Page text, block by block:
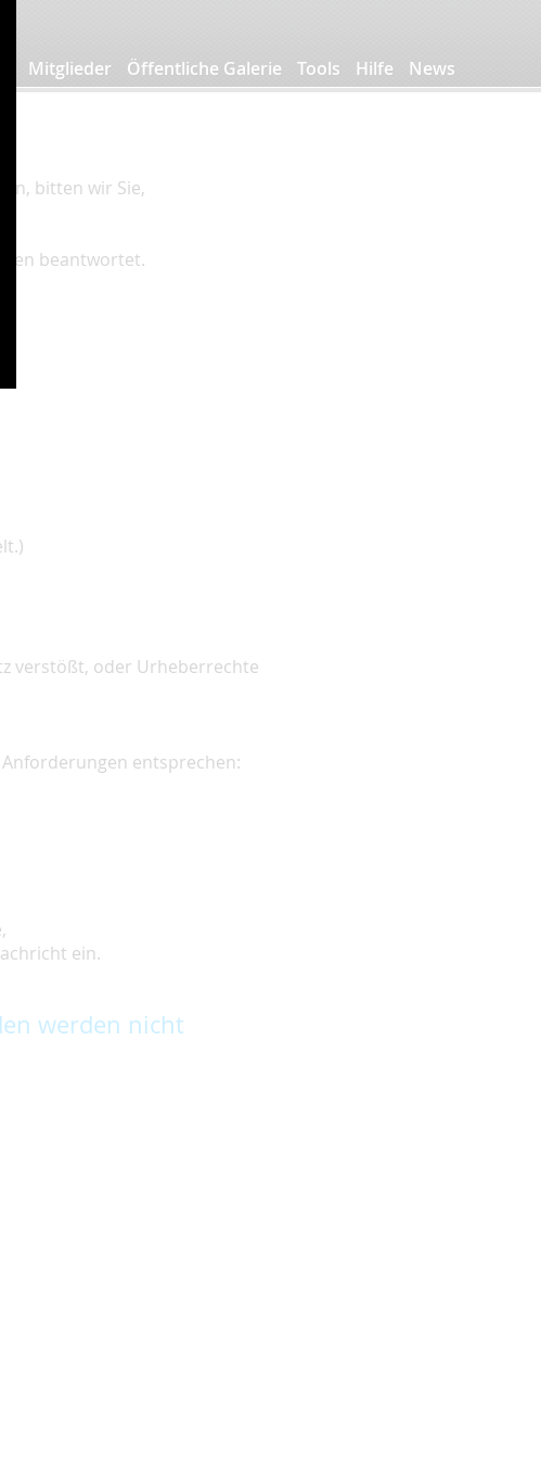
Mitglieder Öffentliche Galerie Tools Hilfe News
bitten wir Sie,
beantwortet.
verstößt, oder Urheberrechte
entsprechen:
ein.
werden nicht